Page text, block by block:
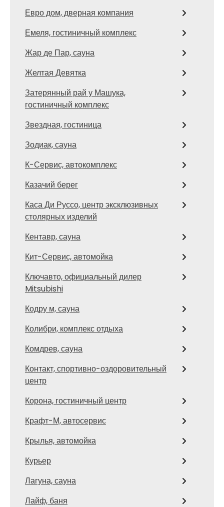
Евро дом, дверная компания
Емеля, гостиничный комплекс
Жар де Пар, сауна
Желтая Девятка
Затерянный рай у Машука,
гостиничный комплекс
Звездная, гостиница
Зодиак, сауна
К-Сервис, автокомплекс
Казачий берег
Каса Ди Руссо, центр эксклюзивных
столярных изделий
Кентавр, сауна
Кит-Сервис, автомойка
Ключавто, официальный дилер
Mitsubishi
Кодру м, сауна
Колибри, комплекс отдыха
Комдрев, сауна
Контакт, спортивно-оздоровительный
центр
Корона, гостиничный центр
Крафт-М, автосервис
Крылья, автомойка
Курьер
Лагуна, сауна
Лайф, баня